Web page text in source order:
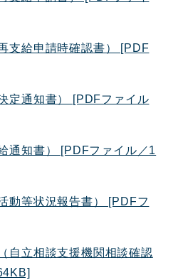
支給申請時確認書） [PDF
定通知書） [PDFファイル
通知書） [PDFファイル／1
動等状況報告書） [PDFフ
立相談支援機関相談確認